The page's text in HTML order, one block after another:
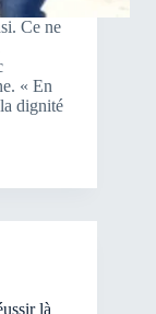
Ce ne
« En
dignité
là